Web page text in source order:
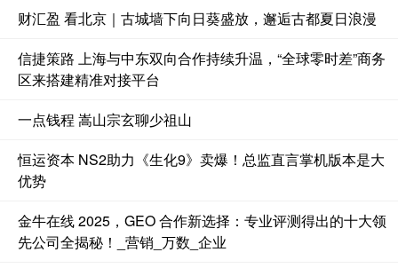
财汇盈 看北京｜古城墙下向日葵盛放，邂逅古都夏日浪漫
信捷策路 上海与中东双向合作持续升温，“全球零时差”商务
区来搭建精准对接平台
一点钱程 嵩山宗玄聊少祖山
恒运资本 NS2助力《生化9》卖爆！总监直言掌机版本是大
优势
金牛在线 2025，GEO 合作新选择：专业评测得出的十大领
先公司全揭秘！_营销_万数_企业